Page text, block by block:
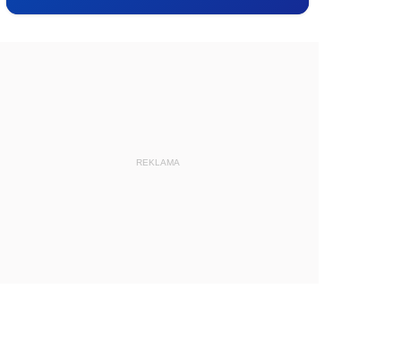
REKLAMA